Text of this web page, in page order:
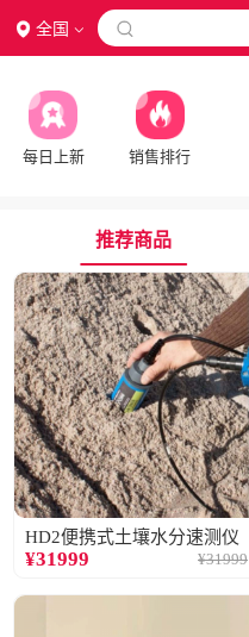
全国 
每日上新 销售排行
推荐商品
HD2便携式土壤水分速测仪
¥31999 ¥31999